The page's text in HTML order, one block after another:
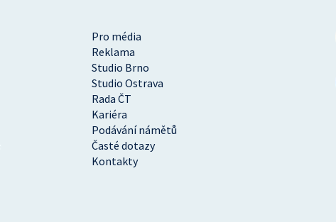
Pro média
Reklama
Studio Brno
Studio Ostrava
Rada ČT
Kariéra
Podávání námětů
Časté dotazy
Kontakty